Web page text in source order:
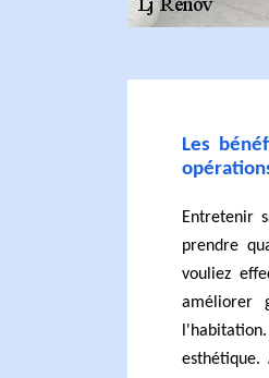
Les
Entretenir
prendre
vouliez
améliorer